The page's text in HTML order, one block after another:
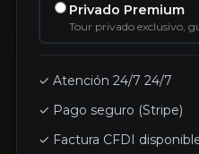
Privado Premium
Tour privado exclusivo,
✓ Atención 24/7 24/7
✓ Pago seguro (Stripe)
✓ Factura CFDI